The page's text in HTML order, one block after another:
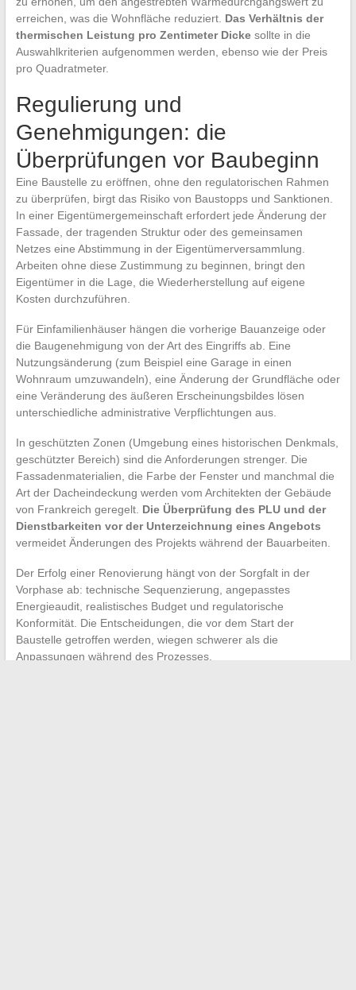
erreichen, was die Wohnfläche reduziert. Das Verhältnis der
thermischen Leistung pro Zentimeter Dickesollte in die
Auswahlkriterien aufgenommen werden, ebenso wie der Preis
pro Quadratmeter.
Regulierung und
Genehmigungen: die
Überprüfungen vor Baubeginn
Eine Baustelle zu eröffnen, ohne den regulatorischen Rahmen
zu überprüfen, birgt das Risiko von Baustopps und Sanktionen.
In einer Eigentümergemeinschaft erfordert jede Änderung der
Fassade, der tragenden Struktur oder des gemeinsamen
Netzes eine Abstimmung in der Eigentümerversammlung.
Arbeiten ohne diese Zustimmung zu beginnen, bringt den
Eigentümer in die Lage, die Wiederherstellung auf eigene
Kosten durchzuführen.
Für Einfamilienhäuser hängen die vorherige Bauanzeige oder
die Baugenehmigung von der Art des Eingriffs ab. Eine
Nutzungsänderung (zum Beispiel eine Garage in einen
Wohnraum umzuwandeln), eine Änderung der Grundfläche oder
eine Veränderung des äußeren Erscheinungsbildes lösen
unterschiedliche administrative Verpflichtungen aus.
In geschützten Zonen (Umgebung eines historischen Denkmals,
geschützter Bereich) sind die Anforderungen strenger. Die
Fassadenmaterialien, die Farbe der Fenster und manchmal die
Art der Dacheindeckung werden vom Architekten der Gebäude
von Frankreich geregelt. Die Überprüfung des PLU und der
Dienstbarkeiten vor der Unterzeichnung eines Angebots
vermeidet Änderungen des Projekts während der Bauarbeiten.
Der Erfolg einer Renovierung hängt von der Sorgfalt in der
Vorphase ab: technische Sequenzierung, angepasstes
Energieaudit, realistisches Budget und regulatorische
Konformität. Die Entscheidungen, die vor dem Start der
Baustelle getroffen werden, wiegen schwerer als die
Anpassungen während des Prozesses.